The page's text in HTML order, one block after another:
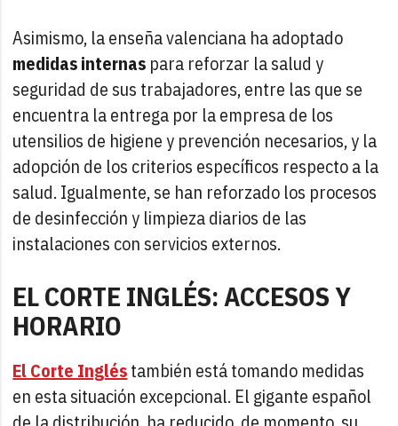
Asimismo, la enseña valenciana ha adoptado
medidas internas para reforzar la salud y
seguridad de sus trabajadores, entre las que se
encuentra la entrega por la empresa de los
utensilios de higiene y prevención necesarios, y la
adopción de los criterios específicos respecto a la
salud. Igualmente, se han reforzado los procesos
de desinfección y limpieza diarios de las
instalaciones con servicios externos.
EL CORTE INGLÉS: ACCESOS Y
HORARIO
El Corte Ingléstambién está tomando medidas
en esta situación excepcional. El gigante español